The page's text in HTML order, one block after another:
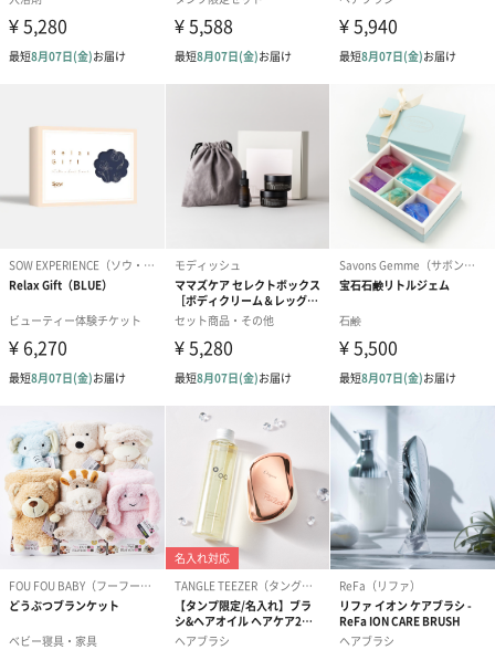
お渡し用の紙袋です。
商品に合わせたサイズをお届けします。
あり（280円）
メッセージカード（通常・写真・グリーティング）
誕生日や結婚祝い・出産祝いなど、様々なシーンのメッセージカ
メッセージカードや封筒のデザインは一部変更する場合がありま
す。